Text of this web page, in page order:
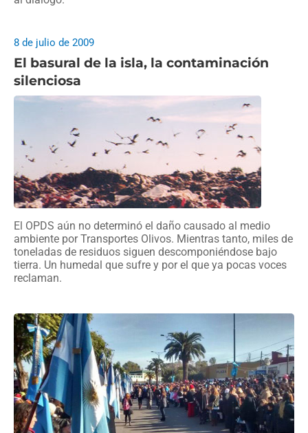
El basural de la isla, la contaminación
silenciosa
8 de julio de 2009
El OPDS aún no determinó el daño causado al medio
ambiente por Transportes Olivos. Mientras tanto, miles de
toneladas de residuos siguen descomponiéndose bajo
tierra. Un humedal que sufre y por el que ya pocas voces
reclaman.